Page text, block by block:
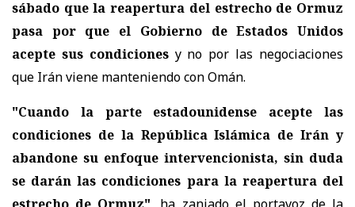
sábado que la reapertura del estrecho de Ormuz
pasa por que el Gobierno de Estados Unidos
acepte sus condicionesy no por las negociaciones
que Irán viene manteniendo con Omán.
"Cuando la parte estadounidense acepte las
condiciones de la República Islámica de Irán y
abandone su enfoque intervencionista, sin duda
se darán las condiciones para la reapertura del